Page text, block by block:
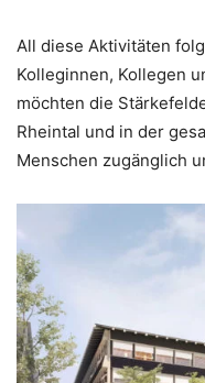
All diese Aktivitäten
Kolleginnen, Kollegen
möchten die
Rheintal und in der
Menschen zugänglich